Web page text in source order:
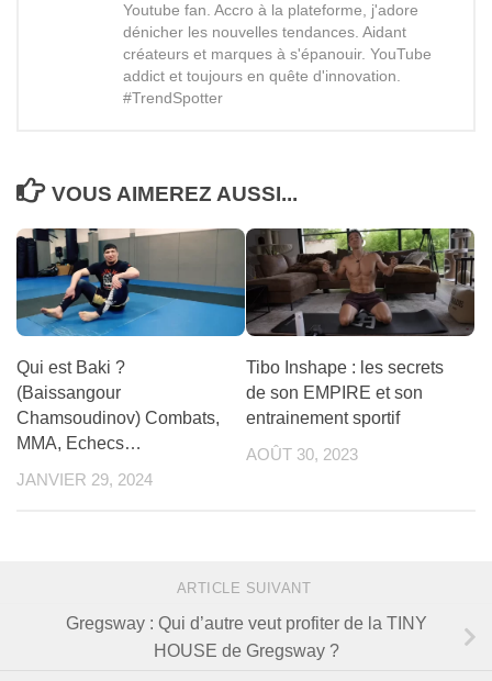
Youtube fan. Accro à la plateforme, j'adore
dénicher les nouvelles tendances. Aidant
créateurs et marques à s'épanouir. YouTube
addict et toujours en quête d'innovation.
#TrendSpotter
VOUS AIMEREZ AUSSI...
Qui est Baki ?
(Baissangour
Chamsoudinov) Combats,
MMA, Echecs…
JANVIER 29, 2024
Tibo Inshape : les secrets
de son EMPIRE et son
entrainement sportif
AOÛT 30, 2023
ARTICLE SUIVANT
Gregsway : Qui d’autre veut profiter de la TINY
HOUSE de Gregsway ?